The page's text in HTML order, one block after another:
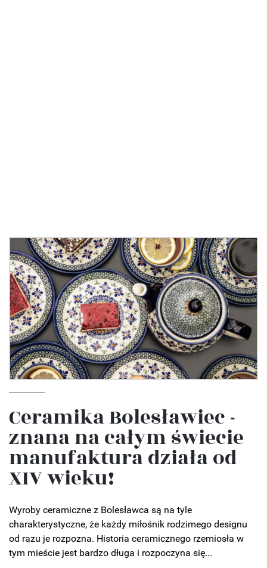
Ceramika Bolesławiec -
znana na całym świecie
manufaktura działa od
XIV wieku!
Wyroby ceramiczne z Bolesławca są na tyle
charakterystyczne, że każdy miłośnik rodzimego designu
od razu je rozpozna. Historia ceramicznego rzemiosła w
tym mieście jest bardzo długa i rozpoczyna się...